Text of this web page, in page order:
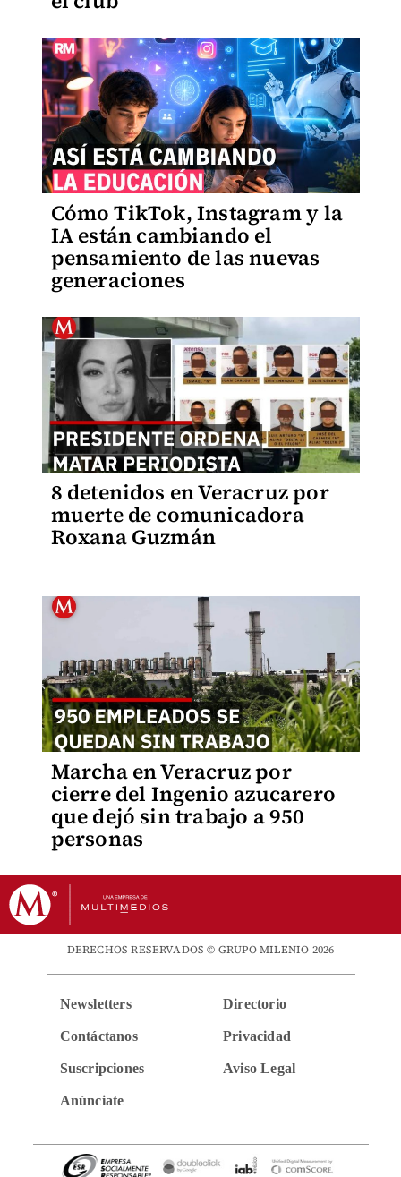
Cómo TikTok, Instagram y la
IA están cambiando el
pensamiento de las nuevas
generaciones
8 detenidos en Veracruz por
muerte de comunicadora
Roxana Guzmán
Marcha en Veracruz por
cierre del Ingenio azucarero
que dejó sin trabajo a 950
personas
DERECHOS RESERVADOS © GRUPO MILENIO 2026
Newsletters
Contáctanos
Suscripciones
Anúnciate
Directorio
Privacidad
Aviso Legal